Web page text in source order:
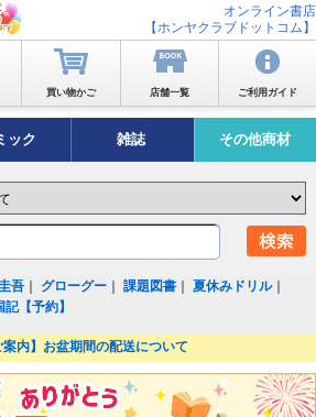
オンライン書店
【ホンヤクラブドットコム】
買い物かご 店舗一覧 ご利用ガイド
ック 雑誌 その他商材
吾 グローグー ｜課題図書 ｜夏休みドリル｜
【予約】
案内】お盆期間の配送について